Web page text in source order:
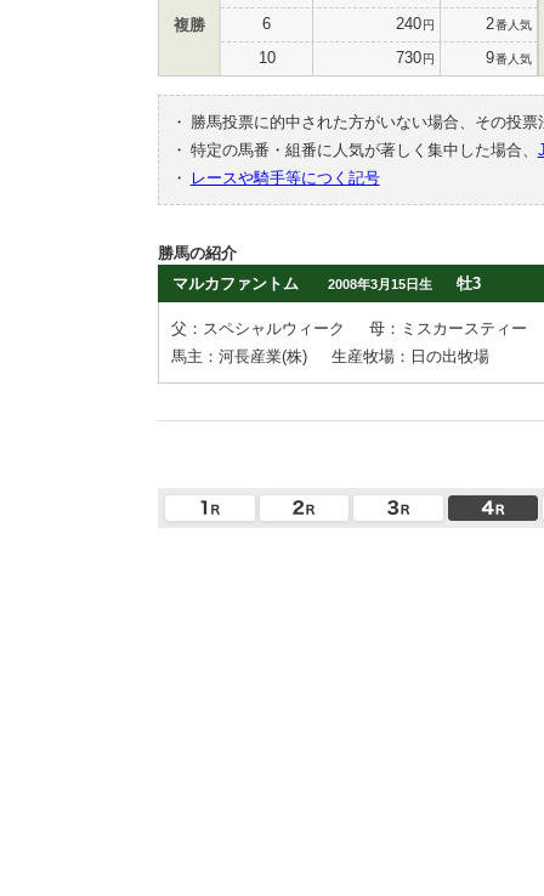
複勝 6 240円 2番人気
10 730円 9番人気
・
勝馬投票に的中された方がいない場合、その投
・ 特定の馬番・組番に人気が著しく集中した場合、
・
レースや騎手等につく記号
勝馬の紹介
マルカファントム
2008年3月15日生 牡3
父：スペシャルウィーク
母：ミスカースティー
馬主：河長産業(株)
生産牧場：日の出牧場